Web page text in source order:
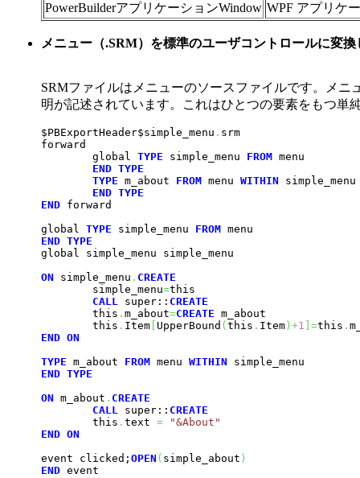
PowerBuilderアプリケーションWindow WPF アプリケ
メニュー（.SRM）を標準のユーザコントロールに変換
SRMファイルはメニューのソースファイルです。メニ
明が記述されています。これはひとつの要素をもつ単
$PBExportHeader$simple_menu . srm
forward
        global
TYPE simple_menu FROM menu
END TYPE
TYPE m_about FROM menu WITHIN simple_menu
END TYPE
END forward
global TYPE simple_menu FROM
END TYPE
global simple_menu simple_menu
ON simple_menu . CREATE
        simple_menu
=this
CALL super:: CREATE
        this
. m_about=CREATE m_about
        this
. Item UpperBound ( this . Item ) +1 =this .
END ON
TYPE m_about FROM menu WITHIN
END TYPE
ON m_about . CREATE
CALL super:: CREATE
        this
. text =
"&About"
END ON
event clicked; OPEN ( simple_about )
END event